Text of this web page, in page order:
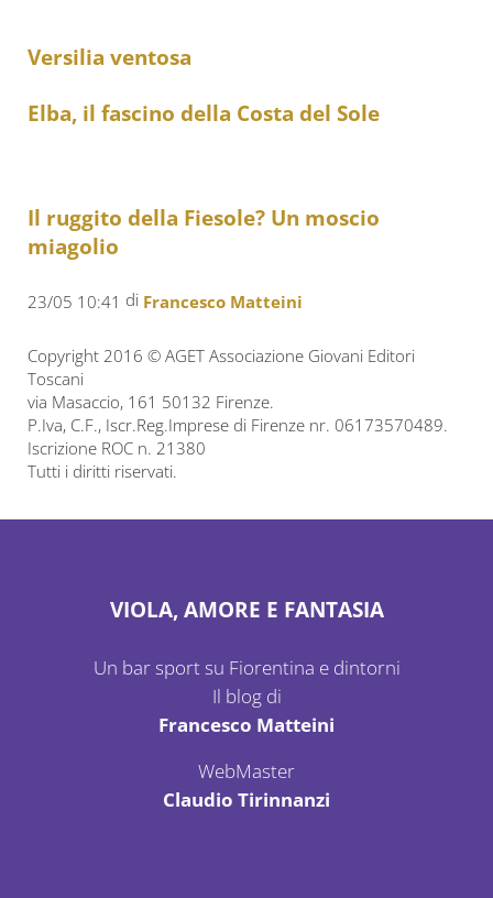
Versilia ventosa
Elba, il fascino della Costa del Sole
Il ruggito della Fiesole? Un moscio
miagolio
23/05 10:41 di Francesco Matteini
Copyright 2016 © AGET Associazione Giovani Editori
Toscani
via Masaccio, 161 50132 Firenze.
P.Iva, C.F., Iscr.Reg.Imprese di Firenze nr. 06173570489.
Iscrizione ROC n. 21380
Tutti i diritti riservati.
VIOLA, AMORE E FANTASIA
Un bar sport su Fiorentina e dintorni
Il blog di
Francesco Matteini
WebMaster
Claudio Tirinnanzi